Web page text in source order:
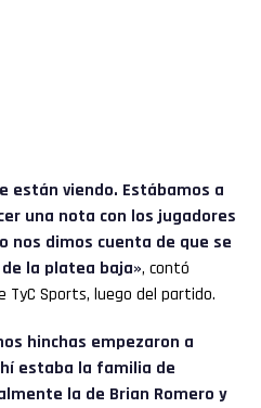
están viendo. Estábamos a
una nota con los jugadores
nos dimos cuenta de que se
la platea baja», contó
Sports, luego del partido.
hinchas empezaron a
estaba la familia de
la de Brian Romero y